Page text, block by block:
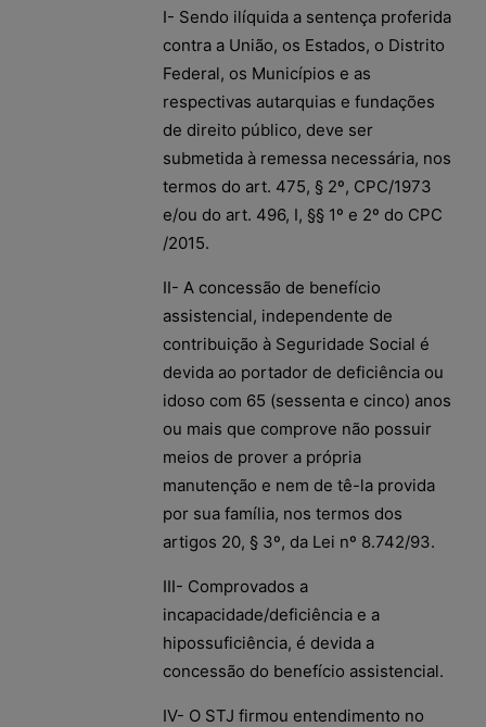
I- Sendo ilíquida a sentença proferida
contra a União, os Estados, o Distrito
Federal, os Municípios e as
respectivas autarquias e fundações
de direito público, deve ser
submetida à remessa necessária, nos
termos do art. 475, § 2º, CPC/1973
e/ou do art. 496, I, §§ 1º e 2º do CPC
/2015.
II- A concessão de benefício
assistencial, independente de
contribuição à Seguridade Social é
devida ao portador de deficiência ou
idoso com 65 (sessenta e cinco) anos
ou mais que comprove não possuir
meios de prover a própria
manutenção e nem de tê-la provida
por sua família, nos termos dos
artigos 20, § 3º, da Lei nº 8.742/93.
III- Comprovados a
incapacidade/deficiência e a
hipossuficiência, é devida a
concessão do benefício assistencial.
IV- O STJ firmou entendimento no